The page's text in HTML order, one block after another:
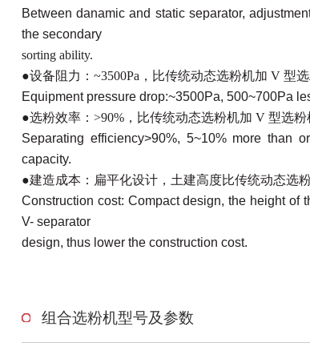
Between danamic and static separator,
the secondary
sorting ability.
●设备阻力： ~3500Pa ，比传统动态选粉机加 V 型
Equipment pressure drop:~3500Pa, 500~700Pa
●选粉效率： >90% ，比传统动态选粉机加 V 型选粉
Separating efficiency>90%, 5~10% more than
capacity.
●建造成本：扁平化设计，土建高度比传统动态选
Construction cost: Compact design, the height of
V- separator
design, thus lower the construction cost.
组合选粉机型号及参数